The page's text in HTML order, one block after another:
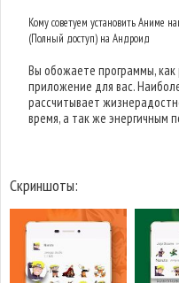
Кому советуем установить Аниме
(Полный доступ) на Андроид
Вы обожаете программы,
приложение для вас.
рассчитывает
время, а так же энергичным
Скриншоты: